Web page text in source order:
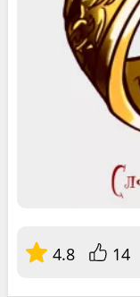
4.8 14